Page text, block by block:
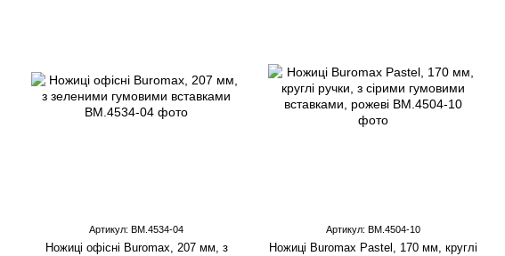
Артикул: BM.4534-04
Ножицi офісні Buromax, 207 мм, з
Артикул: BM.4504-10
Ножиці Buromax Pastel, 170 мм, круглі